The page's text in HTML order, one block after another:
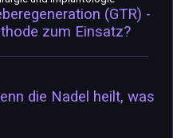
(GTR) -
zum Einsatz?
die Nadel heilt, was